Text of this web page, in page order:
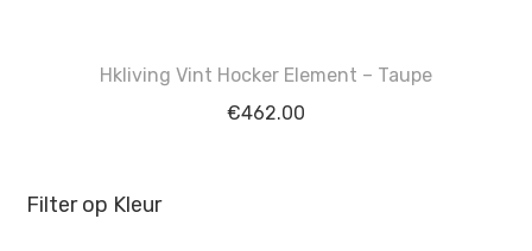
Hkliving Vint Hocker Element – Taupe
€462.00
Filter op Kleur